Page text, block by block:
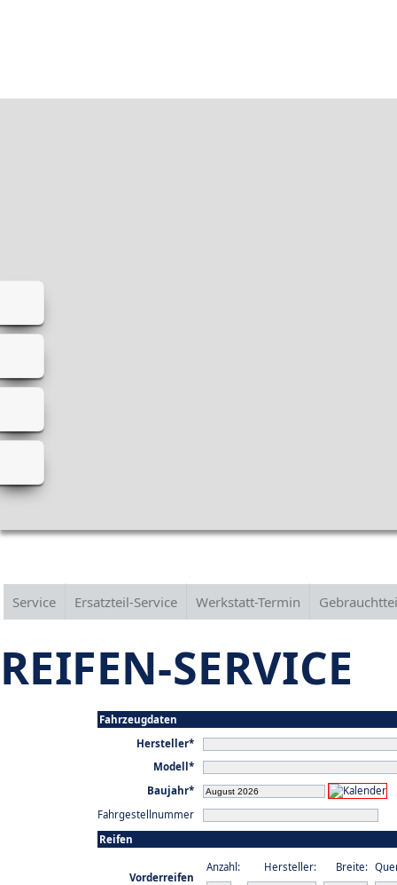
Service Ersatzteil-Service Werkstatt-Termin
REIFEN-SERVICE
Fahrzeugdaten
Hersteller*
Modell*
Baujahr*
Fahrgestellnummer
Reifen
Vorderreifen
Anzahl: Hersteller: Breite: